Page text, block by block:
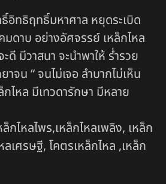
ธิ์อิทธิฤทธิ์มหาศาล หยุดระเบิด
ดาบ อย่างอัศจรรย์ เหล็กไหล
ดี มีวาสนา จะนำพาให้ ร่ำรวย
จน “ จนไม่เจอ ลำบากไม่เห็น
กไหล มีเทวดารักษา มีหลาย
กไหลไพร,เหล็กไหลเพลิง, เหล็ก
ลเศรษฐี, โคตรเหล็กไหล ,เหล็ก